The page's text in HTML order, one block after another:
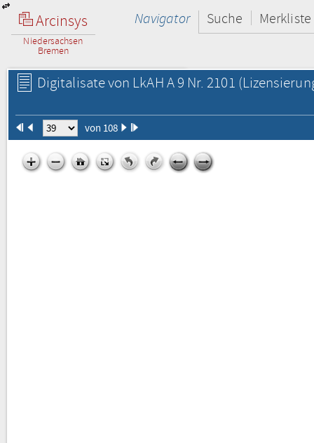
Arcinsys
Niedersachsen
Bremen
Navigator Suche Merkliste
Digitalisate von LkAH A 9 Nr. 2101
von 108